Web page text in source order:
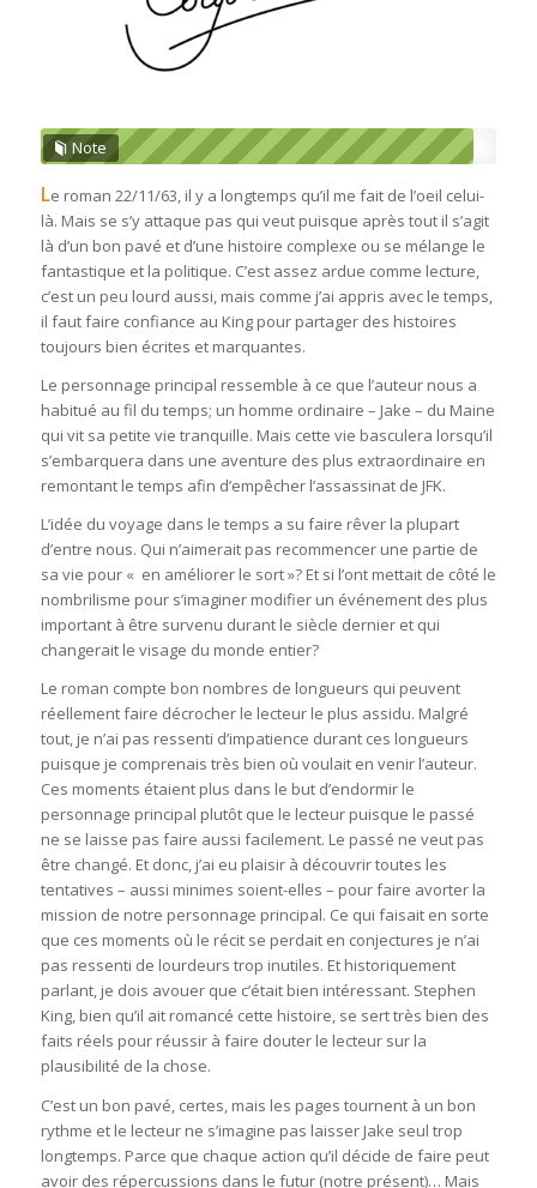
Note
Le roman 22/11/63, il y a longtemps qu’il me fait de l’oeil celui-
là. Mais se s’y attaque pas qui veut puisque après tout il s’agit
là d’un bon pavé et d’une histoire complexe ou se mélange le
fantastique et la politique. C’est assez ardue comme lecture,
c’est un peu lourd aussi, mais comme j’ai appris avec le temps,
il faut faire confiance au King pour partager des histoires
toujours bien écrites et marquantes.
Le personnage principal ressemble à ce que l’auteur nous a
habitué au fil du temps; un homme ordinaire – Jake – du Maine
qui vit sa petite vie tranquille. Mais cette vie basculera lorsqu’il
s’embarquera dans une aventure des plus extraordinaire en
remontant le temps afin d’empêcher l’assassinat de JFK.
L’idée du voyage dans le temps a su faire rêver la plupart
d’entre nous. Qui n’aimerait pas recommencer une partie de
sa vie pour « en améliorer le sort »? Et si l’ont mettait de côté le
nombrilisme pour s’imaginer modifier un événement des plus
important à être survenu durant le siècle dernier et qui
changerait le visage du monde entier?
Le roman compte bon nombres de longueurs qui peuvent
réellement faire décrocher le lecteur le plus assidu. Malgré
tout, je n’ai pas ressenti d’impatience durant ces longueurs
puisque je comprenais très bien où voulait en venir l’auteur.
Ces moments étaient plus dans le but d’endormir le
personnage principal plutôt que le lecteur puisque le passé
ne se laisse pas faire aussi facilement. Le passé ne veut pas
être changé. Et donc, j’ai eu plaisir à découvrir toutes les
tentatives – aussi minimes soient-elles – pour faire avorter la
mission de notre personnage principal. Ce qui faisait en sorte
que ces moments où le récit se perdait en conjectures je n’ai
pas ressenti de lourdeurs trop inutiles. Et historiquement
parlant, je dois avouer que c’était bien intéressant. Stephen
King, bien qu’il ait romancé cette histoire, se sert très bien des
faits réels pour réussir à faire douter le lecteur sur la
plausibilité de la chose.
C’est un bon pavé, certes, mais les pages tournent à un bon
rythme et le lecteur ne s’imagine pas laisser Jake seul trop
longtemps. Parce que chaque action qu’il décide de faire peut
avoir des répercussions dans le futur (notre présent)… Mais